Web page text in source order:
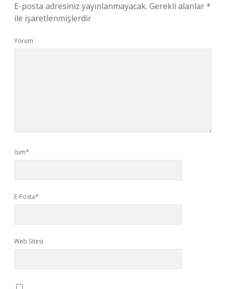
E-posta adresiniz yayınlanmayacak. Gerekli alanlar*
ile işaretlenmişlerdir
Yorum
İsim*
E-Posta*
Web Sitesi